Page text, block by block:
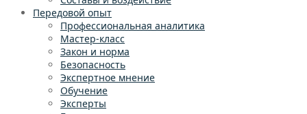
Передовой опыт
Профессиональная аналитика
Мастер-класс
Закон и норма
Безопасность
Экспертное мнение
Обучение
Эксперты